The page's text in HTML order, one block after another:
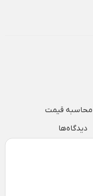
محاسبه قیمت
دیدگاه‌ها